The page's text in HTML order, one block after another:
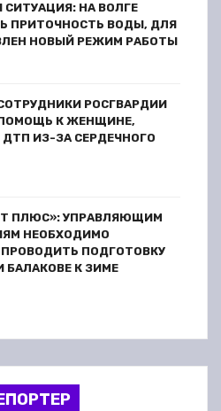
СИТУАЦИЯ: НА ВОЛГЕ
ПРИТОЧНОСТЬ ВОДЫ, ДЛЯ
НОВЫЙ РЕЖИМ РАБОТЫ
РОСГВАРДИИ
К ЖЕНЩИНЕ,
ИЗ-ЗА СЕРДЕЧНОГО
ПЛЮС»: УПРАВЛЯЮЩИМ
НЕОБХОДИМО
ПОДГОТОВКУ
БАЛАКОВЕ К ЗИМЕ